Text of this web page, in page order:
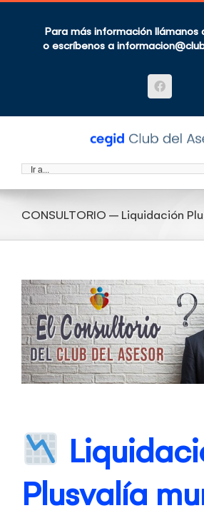
Saltar
contenidoPara más información llámanos
o escríbenos a
Facebook
Ir a...
CONSULTORIO – Liquidación
Ver
imagen
más
grande
Plusvalía